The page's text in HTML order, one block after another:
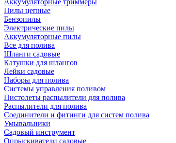
Аккумуляторные триммеры
Пилы цепные
Бензопилы
Электрические пилы
Аккумуляторные пилы
Все для полива
Шланги садовые
Катушки для шлангов
Лейки садовые
Наборы для полива
Системы управления поливом
Пистолеты распылители для полива
Распылители для полива
Соединители и фитинги для систем полива
Умывальники
Садовый инструмент
Опрыскиватели садовые